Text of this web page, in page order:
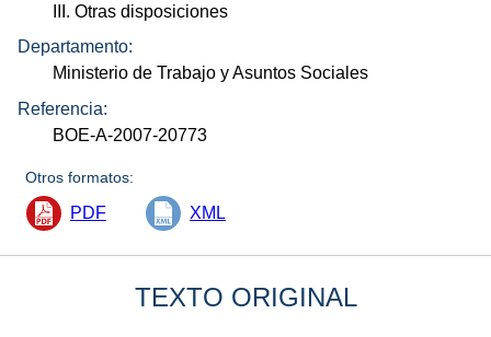
III. Otras disposiciones
Departamento:
Ministerio de Trabajo y Asuntos Sociales
Referencia:
BOE-A-2007-20773
Otros formatos:
PDF XML
TEXTO ORIGINAL